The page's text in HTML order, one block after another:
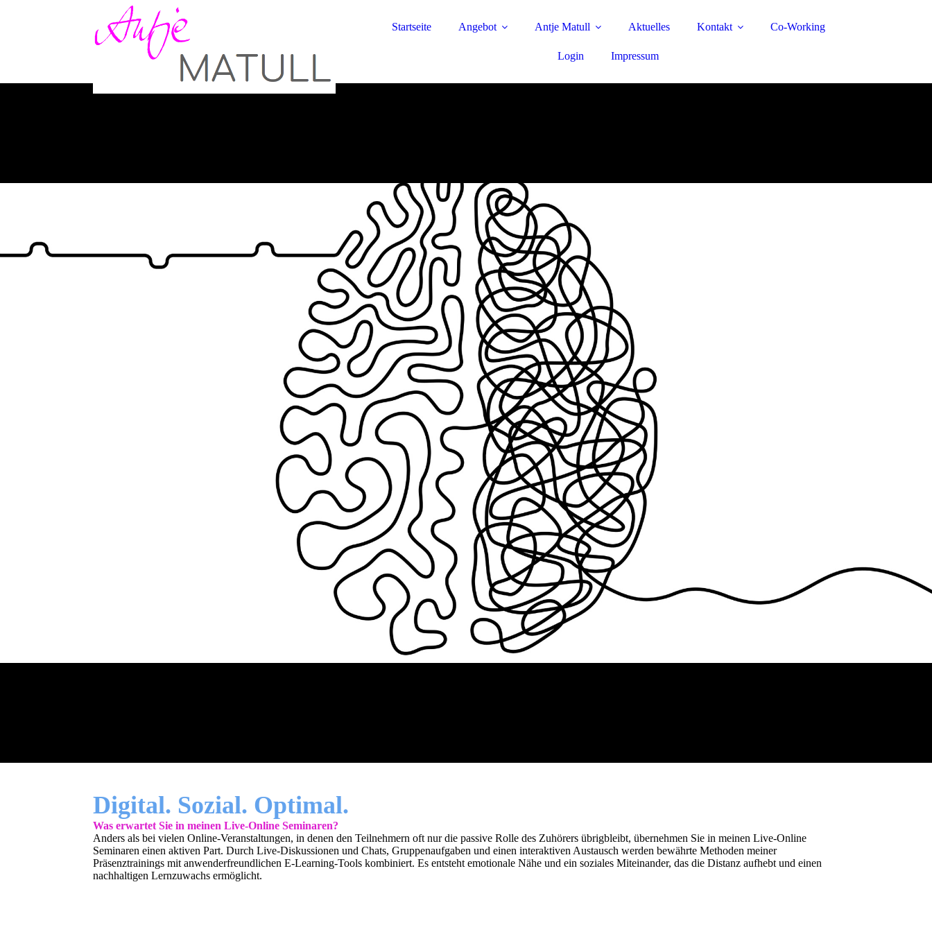
Startseite Angebot Antje Matull Aktuelles Kontakt Co-Working
Login Impressum
Digital. Sozial. Optimal.
Was erwartet Sie in meinen Live-Online Seminaren?
Anders als bei vielen Online-Veranstaltungen, in denen den Teilnehmern oft nur die passive Rolle des Zuhörers übrigbleibt, übernehmen Sie in meinen Live-Online
Seminaren einen aktiven Part. Durch Live-Diskussionen und Chats, Gruppenaufgaben und einen interaktiven Austausch werden bewährte Methoden meiner
Präsenztrainings mit anwenderfreundlichen E-Learning-Tools kombiniert. Es entsteht emotionale Nähe und ein soziales Miteinander, das die Distanz aufhebt und einen
nachhaltigen Lernzuwachs ermöglicht.